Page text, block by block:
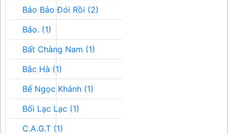
Bảo Bảo Đói Rồi (2)
Bảo. (1)
Bất Chàng Nam (1)
Bắc Hà (1)
Bế Ngọc Khánh (1)
Bối Lạc Lạc (1)
C.A.G.T (1)